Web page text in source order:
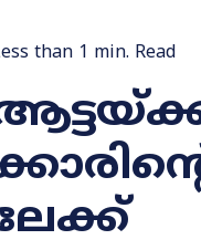
than 1 min. Read